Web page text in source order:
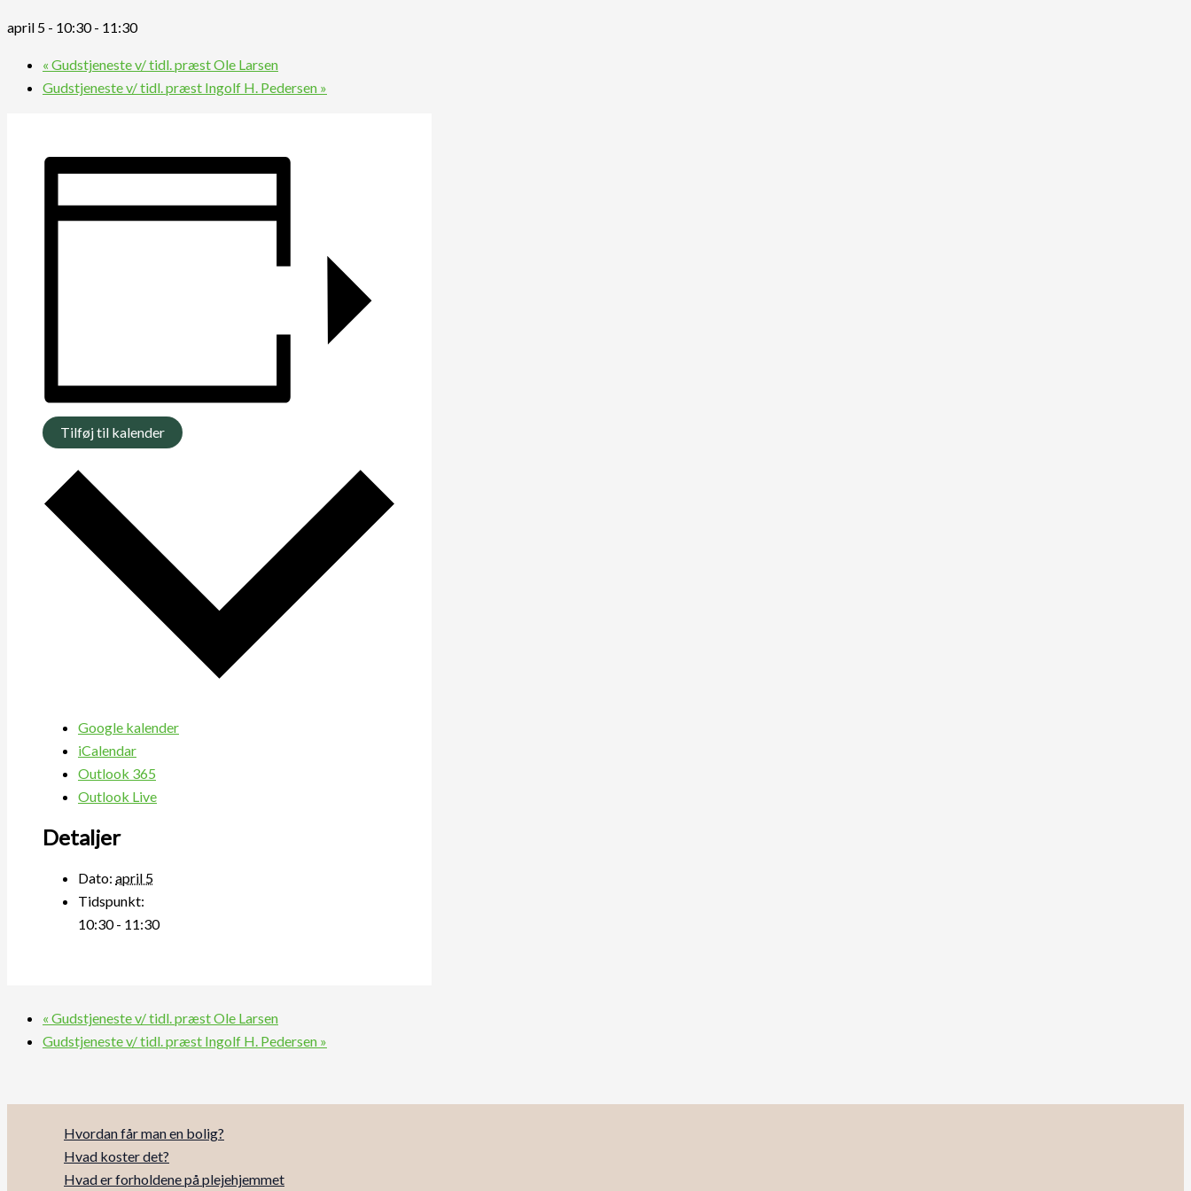
april 5 - 10:30- 11:30
« Gudstjeneste v/ tidl. præst Ole Larsen
Gudstjeneste v/ tidl. præst Ingolf H. Pedersen »
Tilføj til kalender
Google kalender
iCalendar
Outlook 365
Outlook Live
Detaljer
Dato: april 5
Tidspunkt:
10:30 - 11:30
« Gudstjeneste v/ tidl. præst Ole Larsen
Gudstjeneste v/ tidl. præst Ingolf H. Pedersen »
Hvordan får man en bolig?
Hvad koster det?
Hvad er forholdene på plejehjemmet